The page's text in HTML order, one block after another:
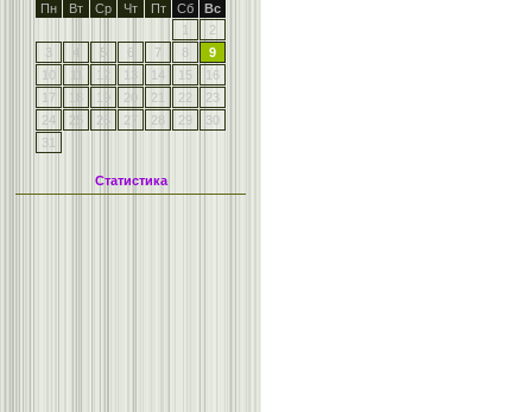
Пн
Вт Ср Чт Пт Сб
Вс
1
2
3
4 5 6 7 8
9
10
11 12 13 14 15
16
17
18 19 20 21 22
23
24
25 26 27 28 29
30
31
Статистика